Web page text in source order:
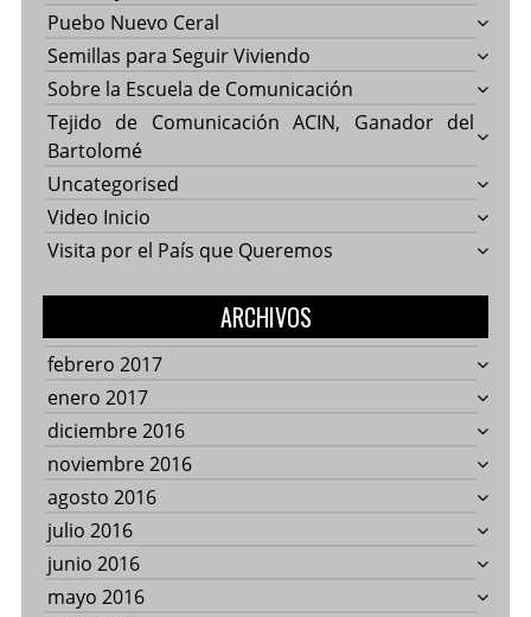
Puebo Nuevo Ceral
Semillas para Seguir Viviendo
Sobre la Escuela de Comunicación
Tejido de Comunicación ACIN, Ganador del
Bartolomé
Uncategorised
Video Inicio
Visita por el País que Queremos
ARCHIVOS
febrero 2017
enero 2017
diciembre 2016
noviembre 2016
agosto 2016
julio 2016
junio 2016
mayo 2016